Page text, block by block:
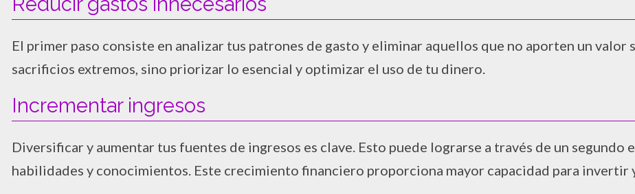
El primer paso consiste en analizar tus patrones de gasto y eliminar aquellos que no aporten un
sacrificios extremos, sino priorizar lo esencial y optimizar el uso de tu dinero.
Incrementar ingresos
Diversificar y aumentar tus fuentes de ingresos es clave. Esto puede lograrse a través de un
habilidades y conocimientos. Este crecimiento financiero proporciona mayor capacidad para